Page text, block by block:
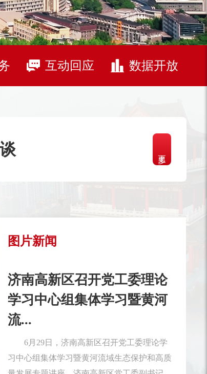
互动回应 数据开放
图片新闻
济南高新区召开第21次党工
委会议
7月23日，济南高新区召开第21次党工委
会议，专题分析研究全区经济运行形势，部署
下一步重点工作。济南市委常委，济南高新区
党工委书记、管委会主任常绪扩主持会议并讲